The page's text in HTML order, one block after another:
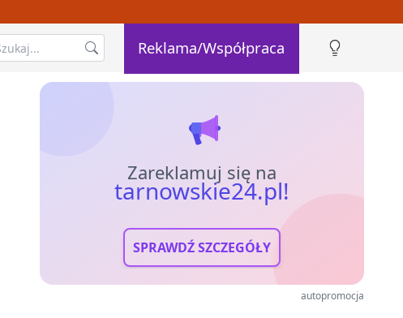
Reklama/Współpraca
Zareklamuj się na
tarnowskie24.pl!
SPRAWDŹ SZCZEGÓŁY
autopromocja